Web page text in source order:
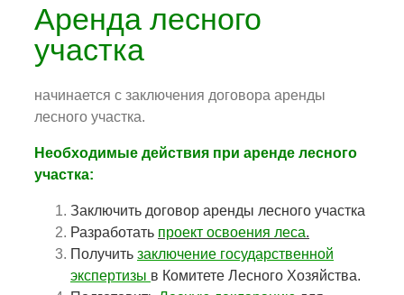
Аренда лесного
участка
начинается с заключения договора аренды
лесного участка.
Необходимые действия при аренде лесного
участка:
Заключить договор аренды лесного участка
Разработать проект освоения леса.
Получить заключение государственной
экспертизы в Комитете Лесного Хозяйства.